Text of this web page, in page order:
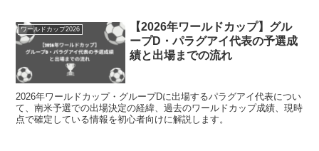
ワールドカップ2026
【2026年ワールドカップ】グル
ープD・パラグアイ代表の予選成
績と出場までの流れ
2026年ワールドカップ・グループDに出場するパラグアイ代表につい
て、南米予選での出場決定の経緯、過去のワールドカップ成績、現時
点で確定している情報を初心者向けに解説します。